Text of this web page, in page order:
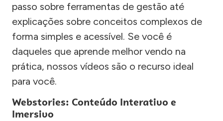
passo sobre ferramentas de gestão até
explicações sobre conceitos complexos de
forma simples e acessível. Se você é
daqueles que aprende melhor vendo na
prática, nossos vídeos são o recurso ideal
para você.
Webstories: Conteúdo Interativo e
Imersivo